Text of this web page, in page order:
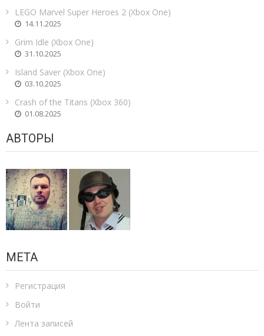
LEGO Marvel Super Heroes 2 (Xbox One)
14.11.2025
Grim Idle (Xbox One)
31.10.2025
Island Saver (Xbox One)
03.10.2025
Crash of the Titans (Xbox 360)
01.08.2025
АВТОРЫ
МЕТА
Регистрация
Войти
Лента записей